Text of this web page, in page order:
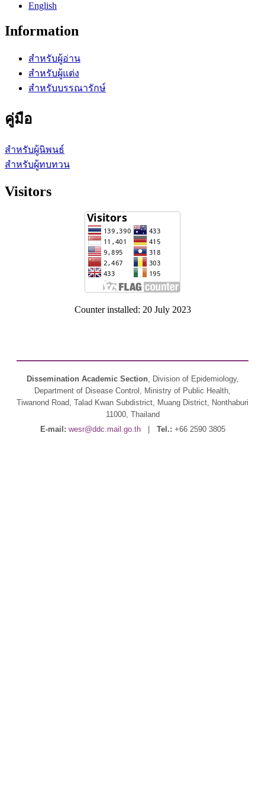
English
Information
สำหรับผู้อ่าน
สำหรับผู้แต่ง
สำหรับบรรณารักษ์
คู่มือ
สำหรับผู้นิพนธ์
สำหรับผู้ทบทวน
Visitors
Counter installed: 20 July 2023
Dissemination Academic Section, Division of Epidemiology,
Department of Disease Control, Ministry of Public Health,
Tiwanond Road, Talad Kwan Subdistrict, Muang District, Nonthaburi
11000, Thailand
E-mail: wesr@ddc.mail.go.th| Tel.: +66 2590 3805